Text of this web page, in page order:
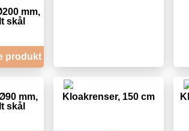
mm,
skål
produkt
mm,
skål
Kloakrenser, 150 cm